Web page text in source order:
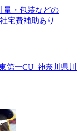
量・包装などの
宅費補助あり
一CU_神奈川県川